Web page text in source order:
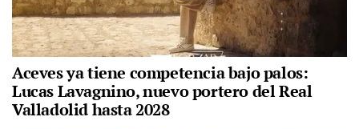
Aceves ya tiene competencia bajo palos:
Lucas Lavagnino, nuevo portero del Real
Valladolid hasta 2028